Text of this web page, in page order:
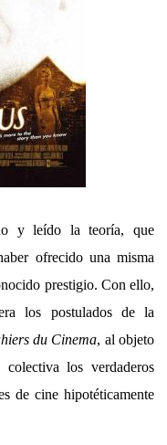
y leído la teoría, que
ofrecido una misma
prestigio. Con ello,
los postulados de la
du Cinema, al objeto
los verdaderos
de cine hipotéticamente